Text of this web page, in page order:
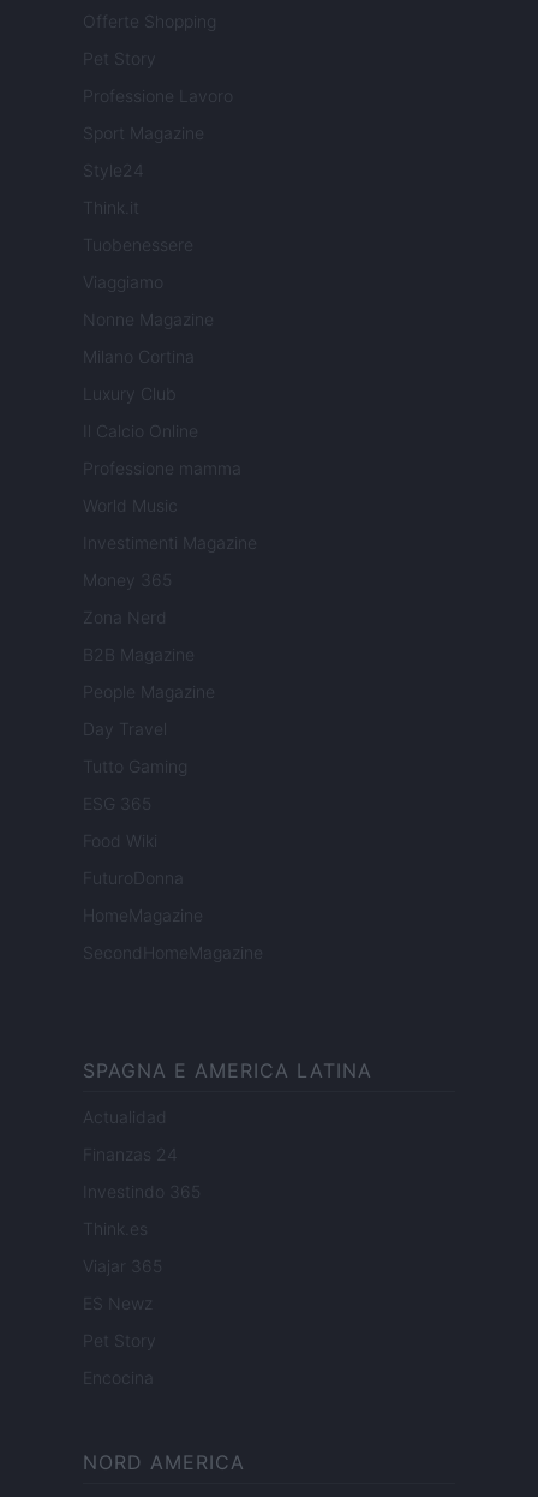
Offerte Shopping
Pet Story
Professione Lavoro
Sport Magazine
Style24
Think.it
Tuobenessere
Viaggiamo
Nonne Magazine
Milano Cortina
Luxury Club
Il Calcio Online
Professione mamma
World Music
Investimenti Magazine
Money 365
Zona Nerd
B2B Magazine
People Magazine
Day Travel
Tutto Gaming
ESG 365
Food Wiki
FuturoDonna
HomeMagazine
SecondHomeMagazine
SPAGNA E AMERICA LATINA
Actualidad
Finanzas 24
Investindo 365
Think.es
Viajar 365
ES Newz
Pet Story
Encocina
NORD AMERICA